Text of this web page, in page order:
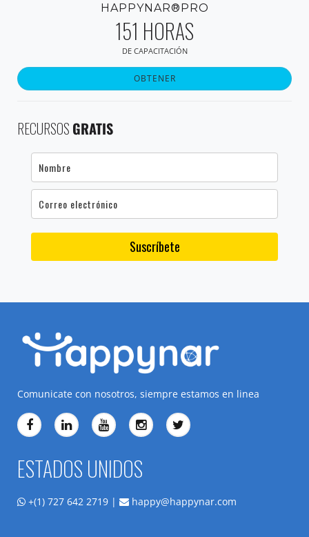
HAPPYNAR®PRO
151 HORAS
DE CAPACITACIÓN
OBTENER
RECURSOS GRATIS
Suscríbete
Comunicate con nosotros, siempre estamos en linea
ESTADOS UNIDOS
+(1) 727 642 2719 | happy@happynar.com